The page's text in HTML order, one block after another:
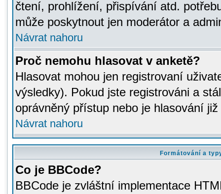
čtení, prohlížení, přispívání atd.
může poskytnout jen moderátor a
Návrat nahoru
Proč nemohu hlasovat v anketě?
Hlasovat mohou jen registrovaní
výsledky). Pokud jste registrováni a
oprávněný přístup nebo je hlasování
Návrat nahoru
Formátování a
Co je BBCode?
BBCode je zvláštní implementace